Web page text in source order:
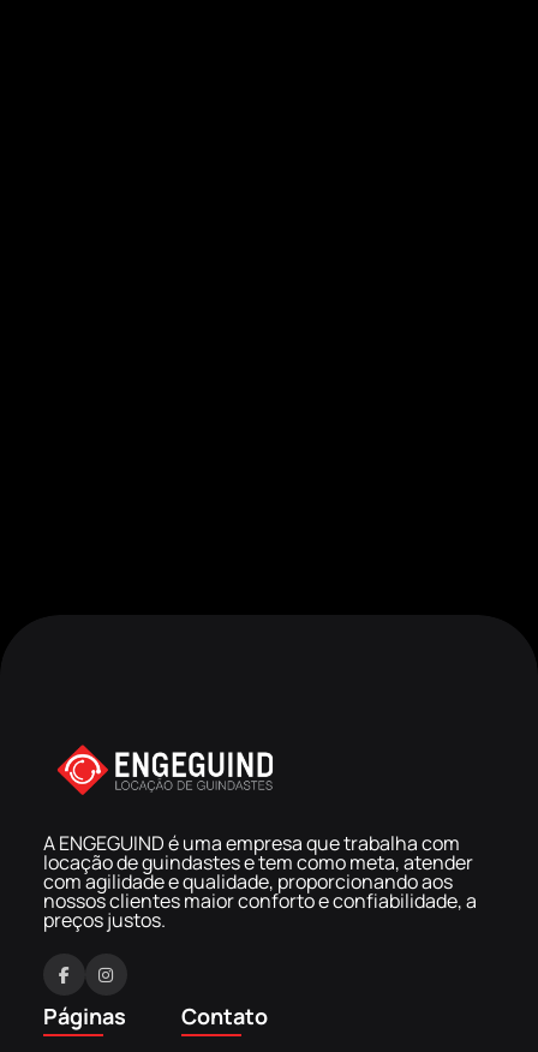
A ENGEGUIND é uma empresa que trabalha com
locação de guindastes e tem como meta, atender
com agilidade e qualidade, proporcionando aos
nossos clientes maior conforto e confiabilidade, a
preços justos.
F
a
c
I
n
Páginas Contato